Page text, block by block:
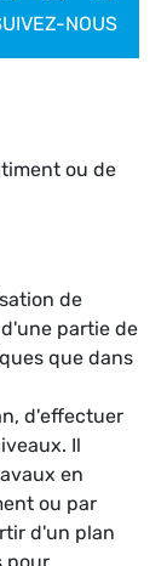
NOUS
ou de
de
partie de
que dans
d'effectuer
Il
en
ou par
d'un plan
pour